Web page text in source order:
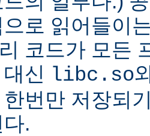
로 읽어들이
코드가 모든
신
libc.so
번만 저장되
.